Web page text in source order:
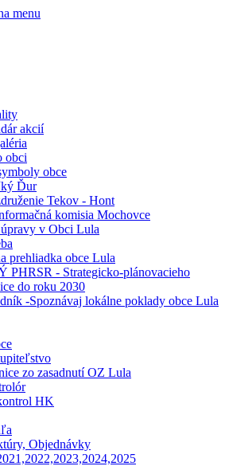
menu
akcií
obci
obce
Ďur
Tekov - Hont
komisia Mochovce
v Obci Lula
prehliadka obce Lula
PHRSR - Strategicko-plánovacieho
do roku 2030
-Spoznávaj lokálne poklady obce Lula
zo zasadnutí OZ Lula
HK
Objednávky